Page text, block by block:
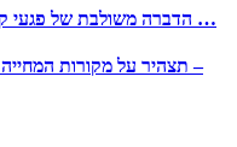
הדברה משולבת של פגעי קרקע חלופות למתיל ברומיד בגידולי ירקות …
תצהיר על מקורות